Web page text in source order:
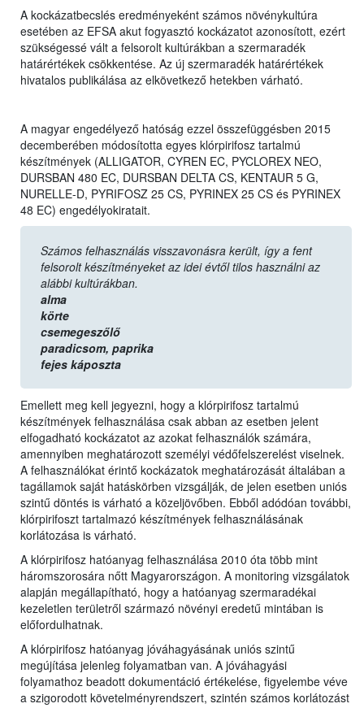
A kockázatbecslés eredményeként számos növénykultúra
esetében az EFSA akut fogyasztó kockázatot azonosított, ezért
szükségessé vált a felsorolt kultúrákban a szermaradék
határértékek csökkentése. Az új szermaradék határértékek
hivatalos publikálása az elkövetkező hetekben várható.
A magyar engedélyező hatóság ezzel összefüggésben 2015
decemberében módosította egyes klórpirifosz tartalmú
készítmények (ALLIGATOR, CYREN EC, PYCLOREX NEO,
DURSBAN 480 EC, DURSBAN DELTA CS, KENTAUR 5 G,
NURELLE-D, PYRIFOSZ 25 CS, PYRINEX 25 CS és PYRINEX
48 EC) engedélyokiratait.
Számos felhasználás visszavonásra került, így a fent
felsorolt készítményeket az idei évtől tilos használni az
alábbi kultúrákban.
alma
körte
csemegeszőlő
paradicsom, paprika
fejes káposzta
Emellett meg kell jegyezni, hogy a klórpirifosz tartalmú
készítmények felhasználása csak abban az esetben jelent
elfogadható kockázatot az azokat felhasználók számára,
amennyiben meghatározott személyi védőfelszerelést viselnek.
A felhasználókat érintő kockázatok meghatározását általában a
tagállamok saját hatáskörben vizsgálják, de jelen esetben uniós
szintű döntés is várható a közeljövőben. Ebből adódóan további,
klórpirifoszt tartalmazó készítmények felhasználásának
korlátozása is várható.
A klórpirifosz hatóanyag felhasználása 2010 óta több mint
háromszorosára nőtt Magyarországon. A monitoring vizsgálatok
alapján megállapítható, hogy a hatóanyag szermaradékai
kezeletlen területről származó növényi eredetű mintában is
előfordulhatnak.
A klórpirifosz hatóanyag jóváhagyásának uniós szintű
megújítása jelenleg folyamatban van. A jóváhagyási
folyamathoz beadott dokumentáció értékelése, figyelembe véve
a szigorodott követelményrendszert, szintén számos korlátozást